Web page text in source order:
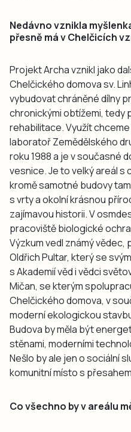
Nedávno vznikla
přesně má v Chelčicích
Projekt Archa vznikl jako
Chelčického domova sv.
vybudovat chráněné dílny
chronickými obtížemi, tedy
rehabilitace. Využít
laboratoř Zemědělského
roku 1988 a je v současné
vesnice. Je to velký areál s
kromě samotné budovy
s vrty a okolní krásnou
zajímavou historii. V
pracoviště biologické
Výzkum vedl známý
Oldřich Pultar, který se
s Akademií věd i vědci
Mičan, se kterým
Chelčického domova, v
moderní ekologickou
Budova by měla být
stěnami, moderními
Nešlo by ale jen o sociální
komunitní místo s
Co všechno by v areálu